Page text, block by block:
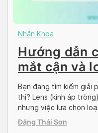
Nhãn Khoa
Hướng dẫn
mắt cận và
tốt nhất?
Bạn đang tìm kiếm giải
thị? Lens (kính áp
nhưng việc lựa chọn
băn khoăn. Đừng lo
hướng dẫn bạn cách
Đặng Thái Sơn